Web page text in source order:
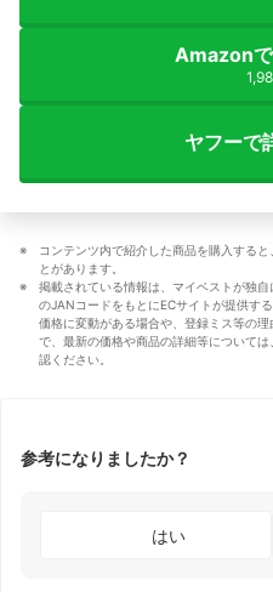
Amazon
ヤフーで
コンテンツ内で紹介した商品を購入する
とがあります。
掲載されている情報は、マイベストが独
のJANコードをもとにECサイトが提供す
価格に変動がある場合や、登録ミス等の
で、最新の価格や商品の詳細等について
認ください。
参考になりましたか？
はい